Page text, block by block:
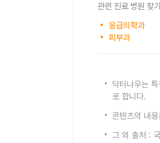
관련 진료 병원 찾
응급의학과
피부과
닥터나우는
로 합니다.
콘텐츠의 내
그 외 출처 :